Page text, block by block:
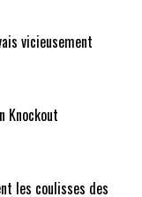
vicieusement
Knockout
les coulisses des